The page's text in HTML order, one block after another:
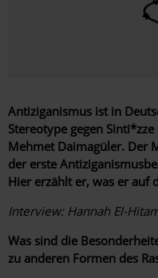
Antiziganismus ist in
Stereotype gegen
Mehmet Daimagüler. Der
der erste
Hier erzählt er, was er auf
Interview: Hannah El-
Was sind die
zu ­anderen Formen des